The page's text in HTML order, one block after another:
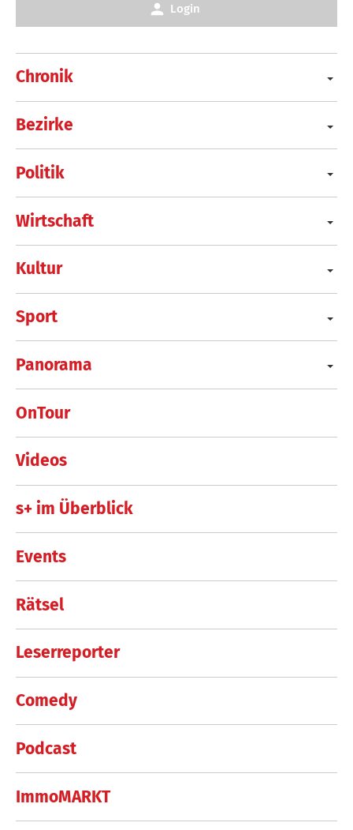
Chronik
Bezirke
Politik
Wirtschaft
Kultur
Sport
Panorama
OnTour
Videos
s+ im Überblick
Events
Rätsel
Leserreporter
Comedy
Podcast
ImmoMARKT
Login